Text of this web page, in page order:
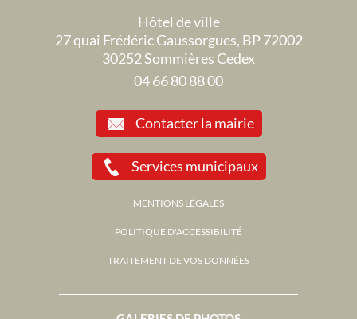
Hôtel de ville
27 quai Frédéric Gaussorgues, BP 72002
30252 Sommières Cedex
04 66 80 88 00
Contacter la mairie
Services municipaux
MENTIONS LÉGALES
POLITIQUE D'ACCESSIBILITÉ
TRAITEMENT DE VOS DONNÉES